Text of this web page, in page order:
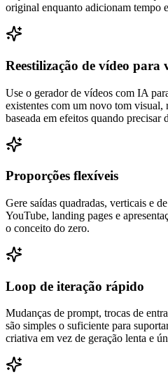
original enquanto adicionam tempo
Reestilização de vídeo para
Use o gerador de vídeos com IA
existentes com um novo tom
baseada em efeitos quando precisar
Proporções flexíveis
Gere saídas quadradas, verticais e
YouTube, landing pages e
o conceito do zero.
Loop de iteração rápido
Mudanças de prompt, trocas de
são simples o suficiente para
criativa em vez de geração lenta e